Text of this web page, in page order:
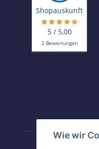
Shopauskunft
5 / 5,00
2 Bewertungen
Wie wir